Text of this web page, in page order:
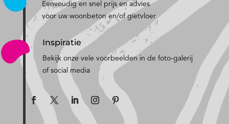
Eenvoudig en snel prijs en advies
voor uw woonbeton en/of gietvloer
Inspiratie
Bekijk onze vele voorbeelden in de foto-galerij
of social media